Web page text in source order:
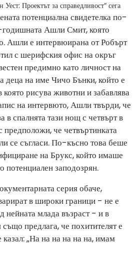
Проектът за справедливост“ сега
потенциална свидетелка по-
годишната Ашли Смит, която
Ашли е интервюирана от Робърт
с шерифския офис на окръг
предимно като личност на
деца на име Чичо Бънки, който е
рисува животни и забавлява
на интервюто, Ашли твърди, че
в спалнята тази нощ с четвърт в
предположи, че четвъртинката
се съгласи. По-късно това беше
на Брукс, който имаше
потенциален заподозрян.
серия обаче,
в широки граници - не е
нейната млада възраст - и в
предлага, че похитителят е
казал: „На на на на на на, имам